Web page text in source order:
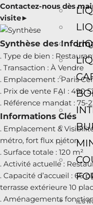
ILS
Contactez-nous dès
visite►
Synthèse des
. Type de bien :
. Transaction : À Vendre
. Emplacement : Paris
. Prix de vente FAI : 490
. Référence mandat : 75-
Informations Clés
. Emplacement &
métro, fort flux piéton
. Surface totale : 120 m²
. Activité actuelle :
. Capacité d’accueil : 66
terrasse extérieure 10
. Aménagements